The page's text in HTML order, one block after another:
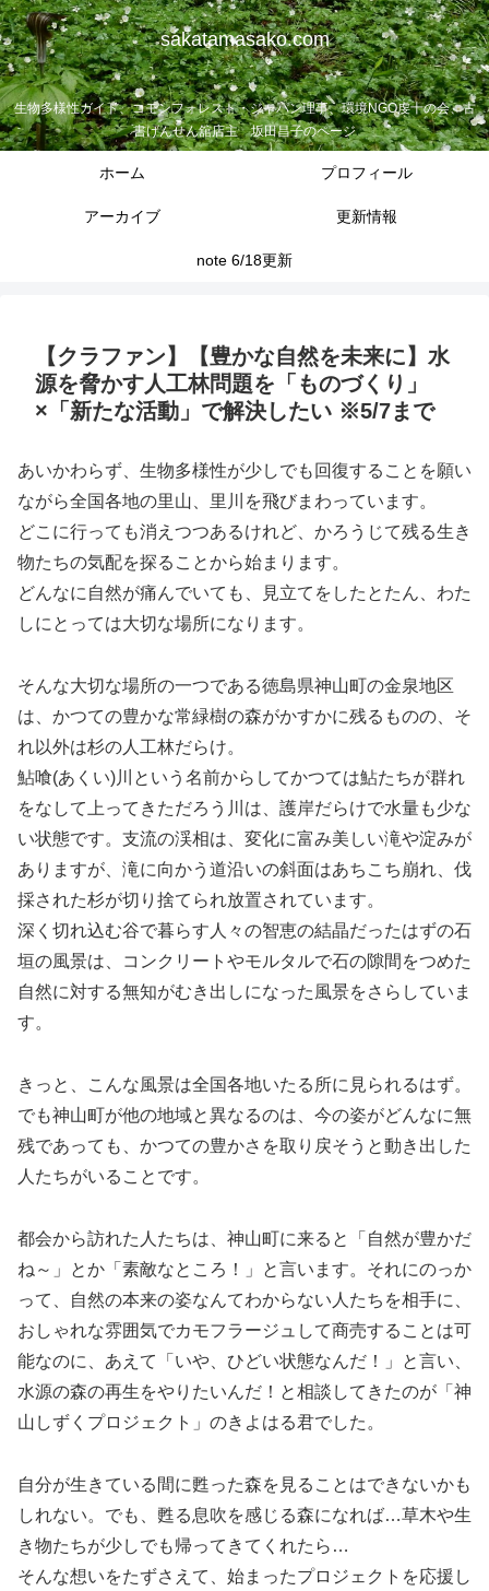
sakatamasako.com
生物多様性ガイド、コモンフォレスト・ジャパン理事、環境NGO虔十の会、古
書げんせん舘店主 坂田昌子のページ
ホーム プロフィール
アーカイブ 更新情報
note 6/18更新
【クラファン】【豊かな自然を未来に】水
源を脅かす人工林問題を「ものづくり」
×「新たな活動」で解決したい ※5/7まで
あいかわらず、生物多様性が少しでも回復することを願い
ながら全国各地の里山、里川を飛びまわっています。
どこに行っても消えつつあるけれど、かろうじて残る生き
物たちの気配を探ることから始まります。
どんなに自然が痛んでいても、見立てをしたとたん、わた
しにとっては大切な場所になります。
そんな大切な場所の一つである徳島県神山町の金泉地区
は、かつての豊かな常緑樹の森がかすかに残るものの、そ
れ以外は杉の人工林だらけ。
鮎喰(あくい)川という名前からしてかつては鮎たちが群れ
をなして上ってきただろう川は、護岸だらけで水量も少な
い状態です。支流の渓相は、変化に富み美しい滝や淀みが
ありますが、滝に向かう道沿いの斜面はあちこち崩れ、伐
採された杉が切り捨てられ放置されています。
深く切れ込む谷で暮らす人々の智恵の結晶だったはずの石
垣の風景は、コンクリートやモルタルで石の隙間をつめた
自然に対する無知がむき出しになった風景をさらしていま
す。
きっと、こんな風景は全国各地いたる所に見られるはず。
でも神山町が他の地域と異なるのは、今の姿がどんなに無
残であっても、かつての豊かさを取り戻そうと動き出した
人たちがいることです。
都会から訪れた人たちは、神山町に来ると「自然が豊かだ
ね～」とか「素敵なところ！」と言います。それにのっか
って、自然の本来の姿なんてわからない人たちを相手に、
おしゃれな雰囲気でカモフラージュして商売することは可
能なのに、あえて「いや、ひどい状態なんだ！」と言い、
水源の森の再生をやりたいんだ！と相談してきたのが「神
山しずくプロジェクト」のきよはる君でした。
自分が生きている間に甦った森を見ることはできないかも
しれない。でも、甦る息吹を感じる森になれば…草木や生
き物たちが少しでも帰ってきてくれたら…
そんな想いをたずさえて、始まったプロジェクトを応援し